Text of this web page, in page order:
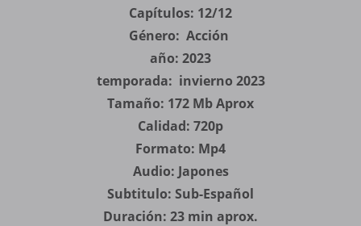
Capítulos: 12/12
Género: Acción
año: 2023
temporada: invierno 2023
Tamaño: 172 Mb Aprox
Calidad: 720p
Formato: Mp4
Audio: Japones
Subtitulo: Sub-Español
Duración: 23 min aprox.